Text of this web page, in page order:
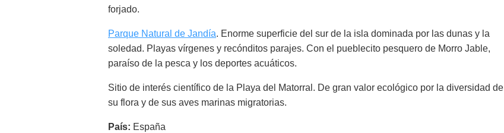
forjado.
Parque Natural de Jandía. Enorme superficie del sur de la isla dominada por las dunas y la
soledad. Playas vírgenes y recónditos parajes. Con el pueblecito pesquero de Morro Jable,
paraíso de la pesca y los deportes acuáticos.
Sitio de interés científico de la Playa del Matorral. De gran valor ecológico por la diversidad de
su flora y de sus aves marinas migratorias.
País: España